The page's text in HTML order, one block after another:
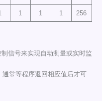
1 1 1 256
信号来实现自动测量或实时监
通常等程序返回相应值后才可